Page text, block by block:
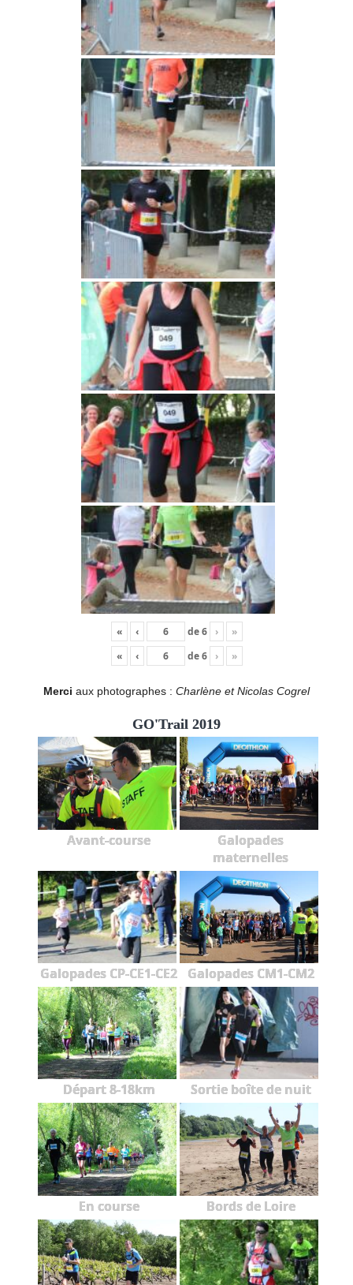
« ‹ de6 ›
»
«
‹ de6 › »
Merci aux photographes : Charlène et Nicolas Cogrel
GO'Trail 2019
Avant-course
Galopades
maternelles
Galopades CP-CE1-CE2 Galopades CM1-CM2
Départ 8-18km Sortie boîte de nuit
En course Bords de Loire